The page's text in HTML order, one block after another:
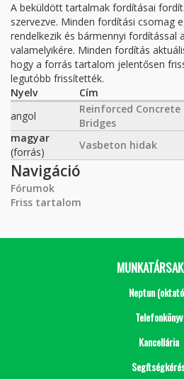
A beküldött tartalmak fordításai
szervezve. Minden fordítási csomag
rendelkezik és bármennyi fordítással
valamelyikére. Minden fordítás
hogy a forrás tartalom jelentősen
legutóbb frissítették.
Nyelv
Cím
angol
Reinforced Concrete
Bridges
magyar
(forrás)
Vasbeton hidak
Navigáció
Fórumok
Friss tartalom
Neptun
Telefonkönyv
Kancellária